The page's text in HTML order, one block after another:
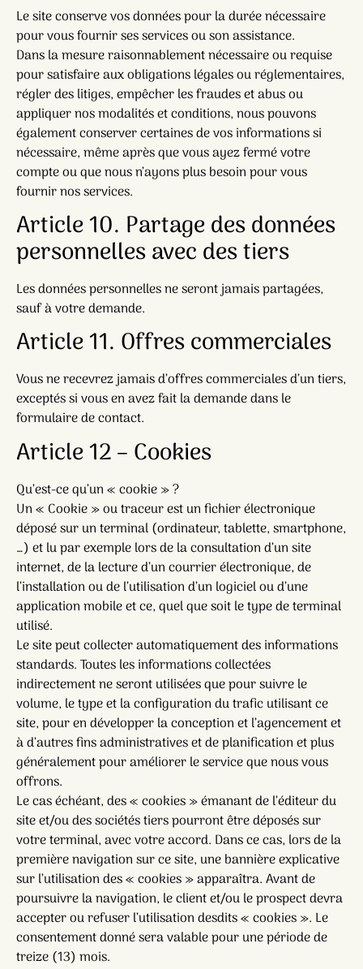
Le site conserve vos données pour la durée nécessaire
pour vous fournir ses services ou son assistance.
Dans la mesure raisonnablement nécessaire ou requise
pour satisfaire aux obligations légales ou réglementaires,
régler des litiges, empêcher les fraudes et abus ou
appliquer nos modalités et conditions, nous pouvons
également conserver certaines de vos informations si
nécessaire, même après que vous ayez fermé votre
compte ou que nous n’ayons plus besoin pour vous
fournir nos services.
Article 10. Partage des données
personnelles avec des tiers
Les données personnelles ne seront jamais partagées,
sauf à votre demande.
Article 11. Offres commerciales
Vous ne recevrez jamais d’offres commerciales d’un tiers,
exceptés si vous en avez fait la demande dans le
formulaire de contact.
Article 12 – Cookies
Qu’est-ce qu’un « cookie » ?
Un « Cookie » ou traceur est un fichier électronique
déposé sur un terminal (ordinateur, tablette, smartphone,
…) et lu par exemple lors de la consultation d’un site
internet, de la lecture d’un courrier électronique, de
l’installation ou de l’utilisation d’un logiciel ou d’une
application mobile et ce, quel que soit le type de terminal
utilisé.
Le site peut collecter automatiquement des informations
standards. Toutes les informations collectées
indirectement ne seront utilisées que pour suivre le
volume, le type et la configuration du trafic utilisant ce
site, pour en développer la conception et l’agencement et
à d’autres fins administratives et de planification et plus
généralement pour améliorer le service que nous vous
offrons.
Le cas échéant, des « cookies » émanant de l’éditeur du
site et/ou des sociétés tiers pourront être déposés sur
votre terminal, avec votre accord. Dans ce cas, lors de la
première navigation sur ce site, une bannière explicative
sur l’utilisation des « cookies » apparaîtra. Avant de
poursuivre la navigation, le client et/ou le prospect devra
accepter ou refuser l’utilisation desdits « cookies ». Le
consentement donné sera valable pour une période de
treize (13) mois.